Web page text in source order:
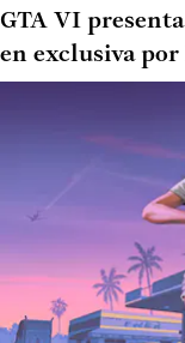
GTA VI
en exclusiva